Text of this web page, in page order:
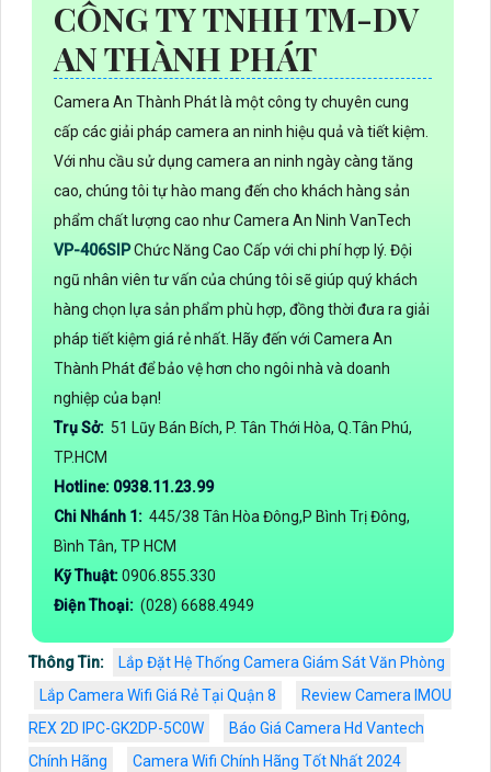
CÔNG TY TNHH TM-DV
AN THÀNH PHÁT
Camera An Thành Phát là một công ty chuyên cung
cấp các giải pháp camera an ninh hiệu quả và tiết kiệm.
Với nhu cầu sử dụng camera an ninh ngày càng tăng
cao, chúng tôi tự hào mang đến cho khách hàng sản
phẩm chất lượng cao như Camera An Ninh VanTech
VP-406SIPChức Năng Cao Cấp với chi phí hợp lý. Đội
ngũ nhân viên tư vấn của chúng tôi sẽ giúp quý khách
hàng chọn lựa sản phẩm phù hợp, đồng thời đưa ra giải
pháp tiết kiệm giá rẻ nhất. Hãy đến với Camera An
Thành Phát để bảo vệ hơn cho ngôi nhà và doanh
nghiệp của bạn!
Trụ Sở: 51 Lũy Bán Bích, P. Tân Thới Hòa, Q.Tân Phú,
TP.HCM
Hotline: 0938.11.23.99
Chi Nhánh 1: 445/38 Tân Hòa Đông,P Bình Trị Đông,
Bình Tân, TP HCM
Kỹ Thuật:0906.855.330
Điện Thoại: (028) 6688.4949
Thông Tin:
Lắp Đặt Hệ Thống Camera Giám Sát Văn Phòng
Lắp Camera Wifi Giá Rẻ Tại Quận 8
Review Camera IMOU
REX 2D IPC-GK2DP-5C0W
Báo Giá Camera Hd Vantech
Chính Hãng
Camera Wifi Chính Hãng Tốt Nhất 2024